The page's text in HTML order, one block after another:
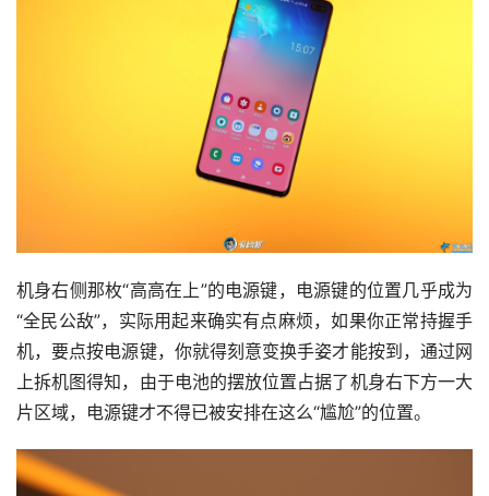
机身右侧那枚“高高在上”的电源键，电源键的位置几乎成为
“全民公敌”，实际用起来确实有点麻烦，如果你正常持握手
机，要点按电源键，你就得刻意变换手姿才能按到，通过网
上拆机图得知，由于电池的摆放位置占据了机身右下方一大
片区域，电源键才不得已被安排在这么“尴尬”的位置。